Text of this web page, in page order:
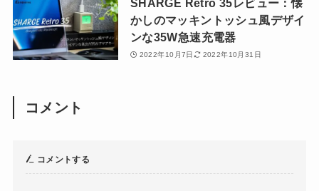
SHARGE Retro 35レビュー：懐
かしのマッキントッシュ風デザイ
ンな35W急速充電器
2022年10月7日 2022年10月31日
コメント
コメントする